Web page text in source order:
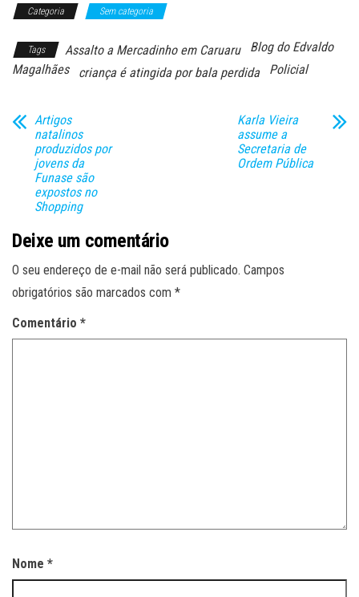
Categoria Sem categoria
Tags Assalto a Mercadinho em Caruaru
Blog do Edvaldo
Magalhães
criança é atingida por bala perdida Policial
Artigos
natalinos
produzidos por
jovens da
Funase são
expostos no
Shopping
Karla Vieira
assume a
Secretaria de
Ordem Pública
Deixe um comentário
O seu endereço de e-mail não será publicado. Campos
obrigatórios são marcados com *
Comentário *
Nome *